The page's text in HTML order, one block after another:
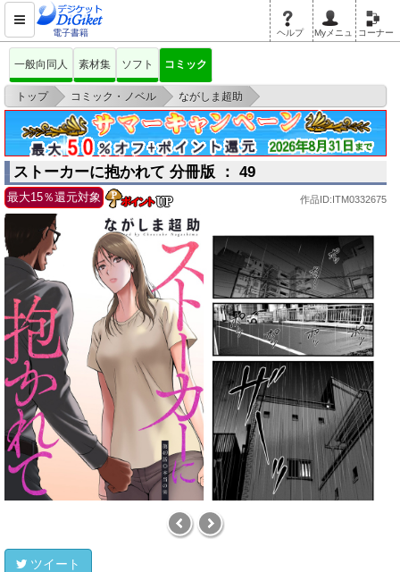
電子書籍 ヘルプ Myメニュ コーナー
一般向同人 素材集 ソフト コミック
トップ > コミック・ノベル > ながしま超助
>
ストーカーに抱かれて 分冊版 ： 49
ストーカーに抱かれて 分冊版 ： 49
最大15％還元対象 作品ID:ITM0332675
ツイート